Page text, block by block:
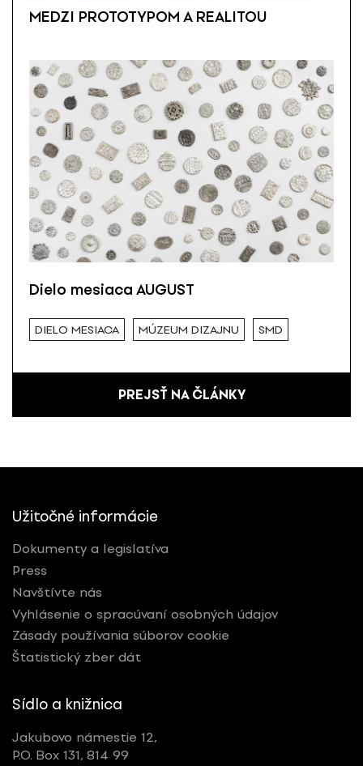
MEDZI PROTOTYPOM A REALITOU
Dielo mesiaca AUGUST
DIELO MESIACA MÚZEUM DIZAJNU SMD
PREJSŤ NA ČLÁNKY
Užitočné informácie
Dokumenty a legislatíva
Press
Navštívte nás
Vyhlásenie o spracúvaní osobných údajov
Zásady používania súborov cookie
Štatistický zber dát
Sídlo a knižnica
Jakubovo námestie 12,
P.O. Box 131, 814 99